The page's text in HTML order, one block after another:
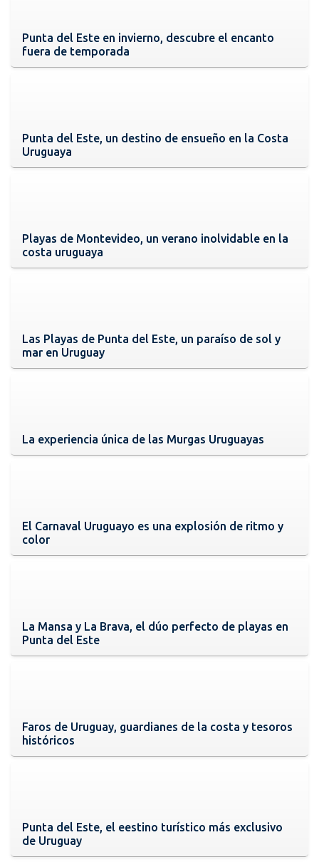
Punta del Este en invierno, descubre el encanto
fuera de temporada
Punta del Este, un destino de ensueño en la Costa
Uruguaya
Playas de Montevideo, un verano inolvidable en la
costa uruguaya
Las Playas de Punta del Este, un paraíso de sol y
mar en Uruguay
La experiencia única de las Murgas Uruguayas
El Carnaval Uruguayo es una explosión de ritmo y
color
La Mansa y La Brava, el dúo perfecto de playas en
Punta del Este
Faros de Uruguay, guardianes de la costa y tesoros
históricos
Punta del Este, el eestino turístico más exclusivo
de Uruguay